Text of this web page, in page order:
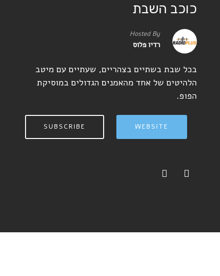
כוכב השבת
Hosted By
רדיו פלוס
בכל שבת בשתיים בצהריים, שעתיים עם מיטב
הלהיטים של אחד מהאמנים הגדולים במוסיקת
הפופ.
WEBSITE
SUBSCRIBE